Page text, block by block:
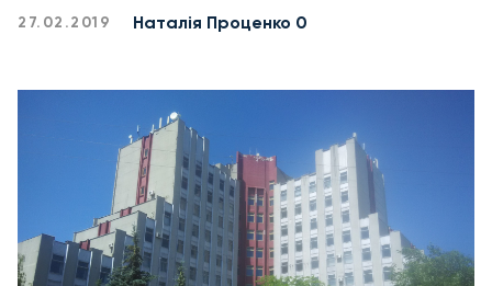
27.02.2019 Наталія Проценко 0